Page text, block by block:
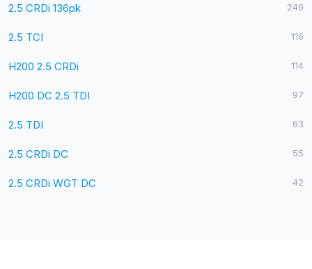
2.5 CRDi 136pk 249
2.5 TCI 116
H200 2.5 CRDi 114
H200 DC 2.5 TDI 97
2.5 TDI 63
2.5 CRDi DC 55
2.5 CRDi WGT DC 42